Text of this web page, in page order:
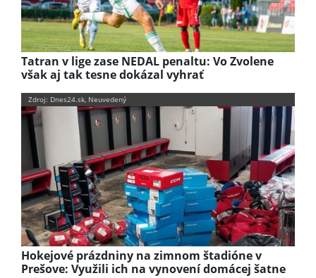
Tatran v lige zase NEDAL penaltu: Vo Zvolene
však aj tak tesne dokázal vyhrať
Zdroj: Dnes24.sk, Neuvedený
Hokejové prázdniny na zimnom štadióne v
Prešove: Využili ich na vynovení domácej šatne